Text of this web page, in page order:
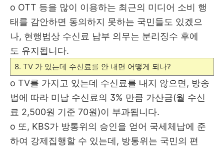
o OTT 등을 많이 이용하는 최근의 미디어 소비 행
태를 감안하면 동의하지 못하는 국민들도 있겠으
나, 현행법상 수신료 납부 의무는 분리징수 후에
도 유지됩니다.
8. TV 가 있는데 수신료를 안 내면 어떻게 되나?
o TV를 가지고 있는데 수신료를 내지 않으면, 방송
법에 따라 미납 수신료의 3% 만큼 가산금(월 수신
료 2,500원 기준 70원)이 부과됩니다.
o 또, KBS가 방통위의 승인을 얻어 국세체납에 준
하여 강제집행할 수 있는데, 방통위는 국민의 편